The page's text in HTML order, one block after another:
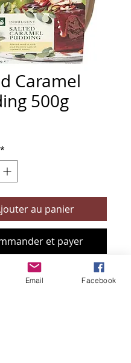
Caramel
500g
*
au panier
et payer
Email Facebook